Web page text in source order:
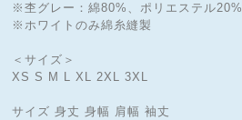
※杢グレー：綿80%、ポリエステル20%
※ホワイトのみ綿糸縫製
＜サイズ＞
XS S M L XL 2XL 3XL
サイズ 身丈 身幅 肩幅 袖丈